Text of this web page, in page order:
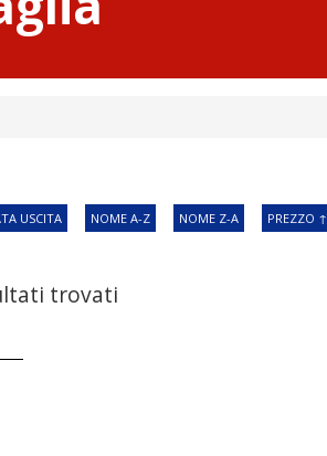
USCITA NOME A-Z NOME Z-A PREZZO ↑
trovati